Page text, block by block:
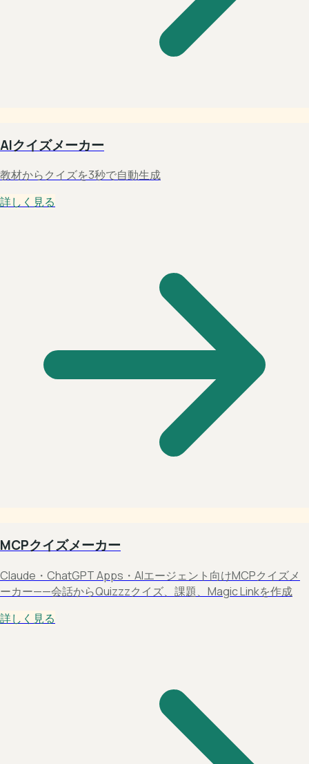
AIクイズメーカー
教材からクイズを3秒で自動生成
詳しく見る
MCPクイズメーカー
Claude・ChatGPT Apps・AIエージェント向けMCPクイズメ
ーカー——会話からQuizzzクイズ、課題、Magic Linkを作成
詳しく見る